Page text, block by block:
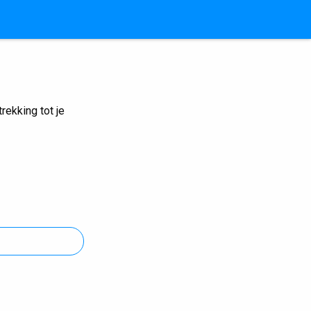
tot je